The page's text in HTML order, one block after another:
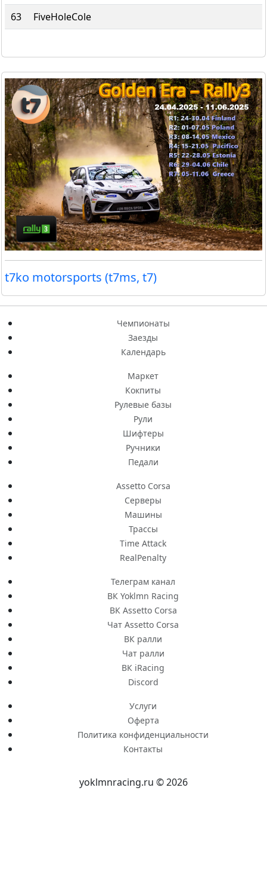
63
FiveHoleCole
t7ko motorsports (t7ms, t7)
Чемпионаты
Заезды
Календарь
Маркет
Кокпиты
Рулевые базы
Рули
Шифтеры
Ручники
Педали
Assetto Corsa
Серверы
Машины
Трассы
Time Attack
RealPenalty
Телеграм канал
ВК Yoklmn Racing
ВК Assetto Corsa
Чат Assetto Corsa
ВК ралли
Чат ралли
ВК iRacing
Discord
Услуги
Оферта
Политика конфиденциальности
Контакты
yoklmnracing.ru © 2026